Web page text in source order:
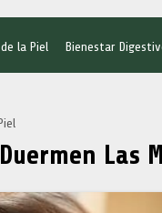
la Piel Bienestar
Las